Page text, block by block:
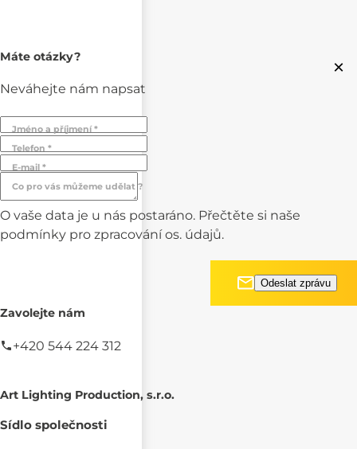
×
Máte otázky?
Neváhejte nám napsat
Jméno a příjmení *
Telefon *
E-mail *
Co pro vás můžeme udělat ?
O vaše data je u nás postaráno. Přečtěte si naše
podmínky pro zpracování os. údajů.
Zavolejte nám
+420 544 224 312
Art Lighting Production, s.r.o.
Sídlo společnosti